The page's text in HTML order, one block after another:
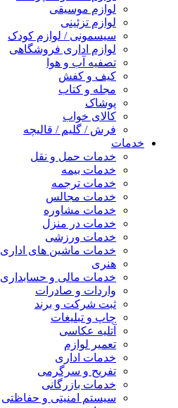
لوازم موسیقی
لوازم تزئینی
سیسمونی / لوازم کودک
لوازم اداری فروشگاهی
تصفیه آب و هوا
کیف و کفش
مجله و کتاب
پوشاک
کالای خواب
فرش / گلیم / قالیچه
خدمات
خدمات حمل و نقل
خدمات بیمه
خدمات ترجمه
خدمات مجالس
خدمات مشاوره
خدمات در منزل
خدمات ورزشی
خدمات ماشین های اداری
هنری
خدمات مالی و حسابداری
واردات و صادرات
ثبت شرکت و برند
چاپ و تبلیغات
آتلیه عکاسی
تعمیر لوازم
خدمات اداری
تفریح و سرگرمی
خدمات بازرگانی
سیستم امنیتی و حفاظتی